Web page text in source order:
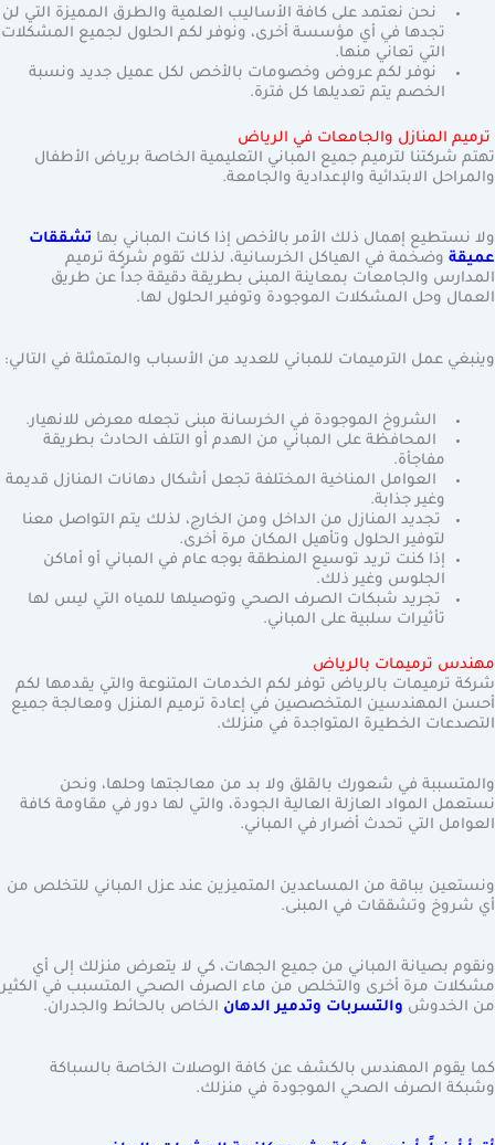
نحن نعتمد على كافة الأساليب العلمية والطرق المميزة التي لن
تجدها في أي مؤسسة أخرى، ونوفر لكم الحلول لجميع المشكلات
التي تعاني منها.
نوفر لكم عروض وخصومات بالأخص لكل عميل جديد ونسبة
الخصم يتم تعديلها كل فترة.
ترميم المنازل والجامعات في الرياض
تهتم شركتنا لترميم جميع المباني التعليمية الخاصة برياض الأطفال
والمراحل الابتدائية والإعدادية والجامعة.
ولا نستطيع إهمال ذلك الأمر بالأخص إذا كانت المباني بها تشققات
عميقة وضخمة في الهياكل الخرسانية، لذلك تقوم شركة ترميم
المدارس والجامعات بمعاينة المبنى بطريقة دقيقة جداً عن طريق
العمال وحل المشكلات الموجودة وتوفير الحلول لها.
وينبغي عمل الترميمات للمباني للعديد من الأسباب والمتمثلة في التالي:
الشروخ الموجودة في الخرسانة مبنى تجعله معرض للانهيار.
المحافظة على المباني من الهدم أو التلف الحادث بطريقة
مفاجأة.
العوامل المناخية المختلفة تجعل أشكال دهانات المنازل قديمة
وغير جذابة.
تجديد المنازل من الداخل ومن الخارج، لذلك يتم التواصل معنا
لتوفير الحلول وتأهيل المكان مرة أخرى.
إذا كنت تريد توسيع المنطقة بوجه عام في المباني أو أماكن
الجلوس وغير ذلك.
تجريد شبكات الصرف الصحي وتوصيلها للمياه التي ليس لها
تأثيرات سلبية على المباني.
مهندس ترميمات بالرياض
شركة ترميمات بالرياض توفر لكم الخدمات المتنوعة والتي يقدمها لكم
أحسن المهندسين المتخصصين في إعادة ترميم المنزل ومعالجة جميع
التصدعات الخطيرة المتواجدة في منزلك.
والمتسببة في شعورك بالقلق ولا بد من معالجتها وحلها، ونحن
نستعمل المواد العازلة العالية الجودة، والتي لها دور في مقاومة كافة
العوامل التي تحدث أضرار في المباني.
ونستعين بباقة من المساعدين المتميزين عند عزل المباني للتخلص من
أي شروخ وتشققات في المبنى.
ونقوم بصيانة المباني من جميع الجهات، كي لا يتعرض منزلك إلى أي
مشكلات مرة أخرى والتخلص من ماء الصرف الصحي المتسبب في الكثير
من الخدوش والتسربات وتدمير الدهان الخاص بالحائط والجدران.
كما يقوم المهندس بالكشف عن كافة الوصلات الخاصة بالسباكة
وشبكة الصرف الصحي الموجودة في منزلك.